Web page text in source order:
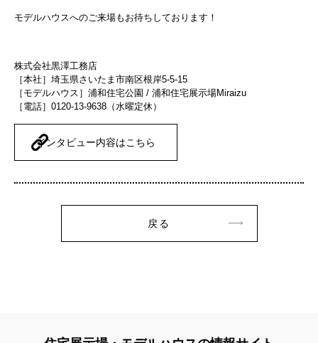
モデルハウスへのご来場もお待ちしております！
株式会社黒澤工務店
［本社］埼玉県さいたま市南区根岸5-5-15
［モデルハウス］浦和住宅公園 / 浦和住宅展示場Miraizu
［電話］0120-13-9638（水曜定休）
インタビュー内容はこちら
戻る